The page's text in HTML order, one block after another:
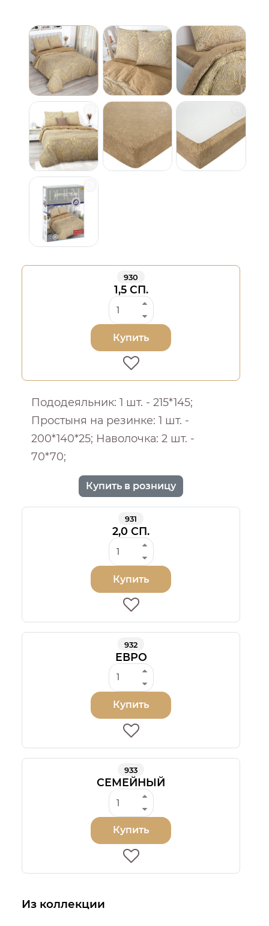
930
1,5 СП.
Купить
Пододеяльник: 1 шт. - 215*145;
Простыня на резинке: 1 шт. -
200*140*25; Наволочка: 2 шт. -
70*70;
Купить в розницу
931
2,0 СП.
Купить
932
ЕВРО
Купить
933
СЕМЕЙНЫЙ
Купить
Из коллекции